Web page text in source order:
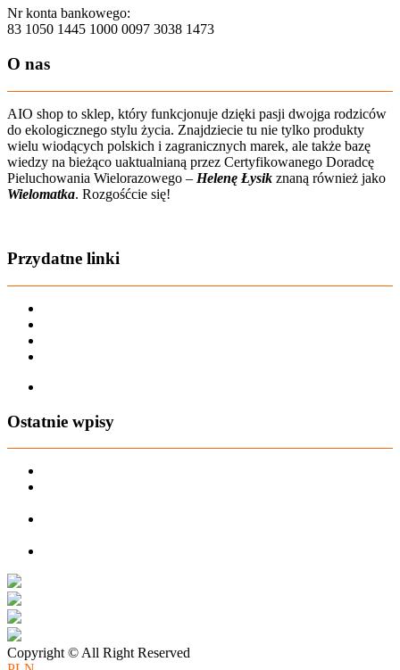
Nr konta bankowego:
83 1050 1445 1000 0097 3038 1473
O nas
AIO shop to sklep, który funkcjonuje dzięki pasji dwojga rodziców
do ekologicznego stylu życia. Znajdziecie tu nie tylko produkty
wielu wiodących polskich i zagranicznych marek, ale także bazę
wiedzy na bieżąco uaktualnianą przez Certyfikowanego Doradcę
Pieluchowania Wielorazowego – Helenę Łysik znaną również jako
Wielomatka. Rozgośćcie się!
Przydatne linki
Ostatnie wpisy
Copyright © All Right Reserved